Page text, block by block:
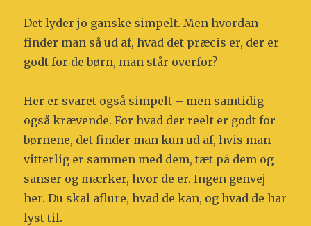
Det lyder jo ganske simpelt. Men hvordan
finder man så ud af, hvad det præcis er, der er
godt for de børn, man står overfor?
Her er svaret også simpelt – men samtidig
også krævende. For hvad der reelt er godt for
børnene, det finder man kun ud af, hvis man
vitterlig er sammen med dem, tæt på dem og
sanser og mærker, hvor de er. Ingen genvej
her. Du skal aflure, hvad de kan, og hvad de har
lyst til.